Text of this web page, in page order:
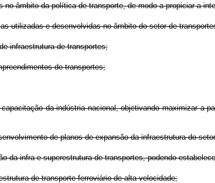
âmbito da política de transporte, de modo a propiciar a
utilizadas e desenvolvidas no âmbito do setor de
infraestrutura de transportes;
de transportes;
da indústria nacional, objetivando maximizar a
de planos de expansão da infraestrutura do
da infra e superestrutura de transportes, podendo
de transporte ferroviário de alta velocidade;